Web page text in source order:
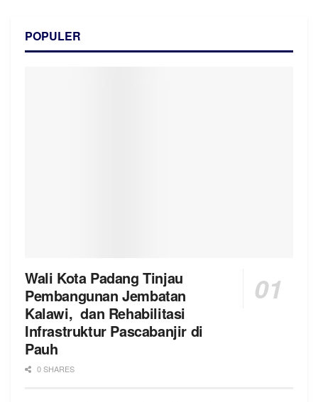
POPULER
Wali Kota Padang Tinjau
Pembangunan Jembatan
Kalawi, dan Rehabilitasi
Infrastruktur Pascabanjir di
Pauh
0 SHARES